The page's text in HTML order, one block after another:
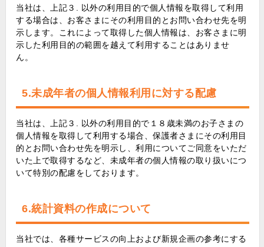
当社は、上記３. 以外の利用目的で個人情報を取得して利用
する場合は、お客さまにその利用目的とお問い合わせ先を明
示します。これによって取得した個人情報は、お客さまに明
示した利用目的の範囲を越えて利用することはありませ
ん。
5.未成年者の個人情報利用に対する配慮
当社は、上記３. 以外の利用目的で１８歳未満のお子さまの
個人情報を取得して利用する場合、保護者さまにその利用目
的とお問い合わせ先を明示し、利用についてご同意をいただ
いた上で取得するなど、未成年者の個人情報の取り扱いにつ
いて特別の配慮をしております。
6.統計資料の作成について
当社では、各種サービスの向上および新規企画の参考にする